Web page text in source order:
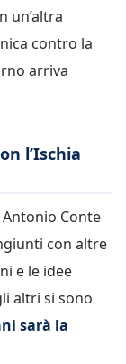
un’altra
contro la
arriva
l’Ischia
Conte
con altre
e le idee
altri si sono
sarà la